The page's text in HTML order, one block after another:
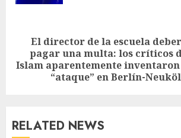
El director de la escuela
pagar una multa: los críticos
Islam aparentemente
“ataque” en Berlín-
RELATED NEWS